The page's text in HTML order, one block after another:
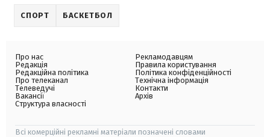
СПОРТ БАСКЕТБОЛ
Про нас
Редакція
Редакційна політика
Про телеканал
Телеведучі
Вакансії
Структура власності
Рекламодавцям
Правила користування
Політика конфіденційності
Технічна інформація
Контакти
Архів
Всі комерційні рекламні матеріали позначені словами